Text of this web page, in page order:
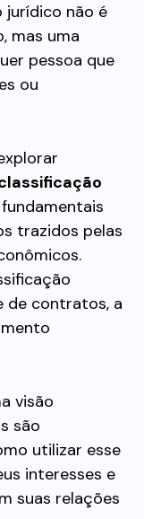
não é
mas uma
pessoa que
ou
trazidos pelas
de contratos, a
visão
são
utilizar esse
interesses e
suas relações